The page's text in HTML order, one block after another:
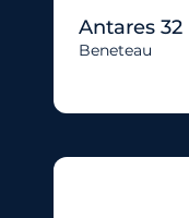
Antares 32
Beneteau